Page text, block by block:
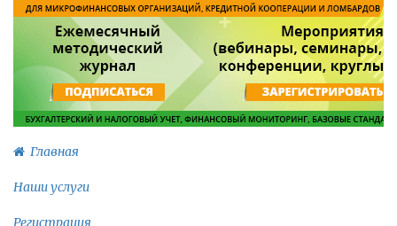
Главная
Наши услуги
Регистрация